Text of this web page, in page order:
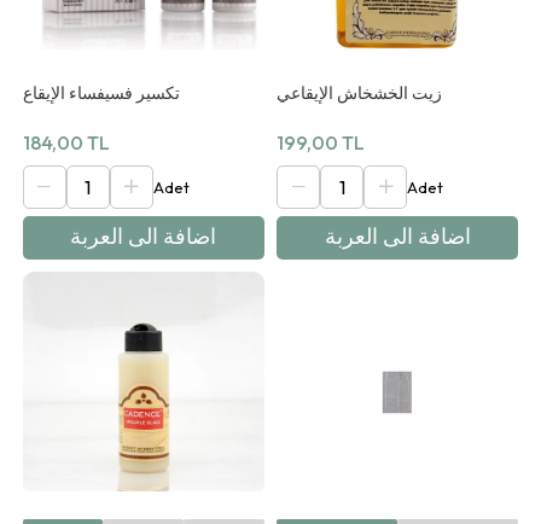
تكسير فسيفساء الإيقاع
184,00 TL
اضافة الى العربة
زيت الخشخاش الإيقاعي
199,00 TL
اضافة الى العربة